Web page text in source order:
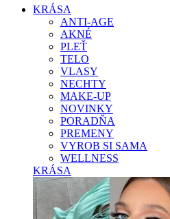
KRÁSA
ANTI-AGE
AKNÉ
PLEŤ
TELO
VLASY
NECHTY
MAKE-UP
NOVINKY
PORADŇA
PREMENY
VYROB SI SAMA
WELLNESS
KRÁSA